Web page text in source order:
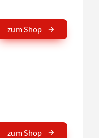
zum Shop
zum Shop